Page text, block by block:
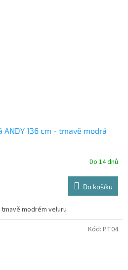
ANDY 136 cm - tmavě modrá
Do 14 dnů
Do košíku
tmavě modrém veluru
Kód: PT04